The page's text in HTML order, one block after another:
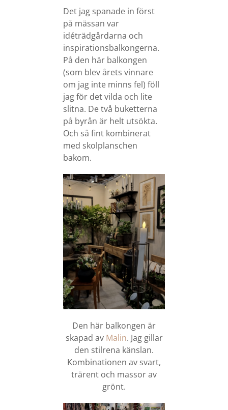
Det jag spanade in först
på mässan var
idéträdgårdarna och
inspirationsbalkongerna.
På den här balkongen
(som blev årets vinnare
om jag inte minns fel) föll
jag för det vilda och lite
slitna. De två buketterna
på byrån är helt utsökta.
Och så fint kombinerat
med skolplanschen
bakom.
Den här balkongen är
skapad av Malin. Jag gillar
den stilrena känslan.
Kombinationen av svart,
trärent och massor av
grönt.